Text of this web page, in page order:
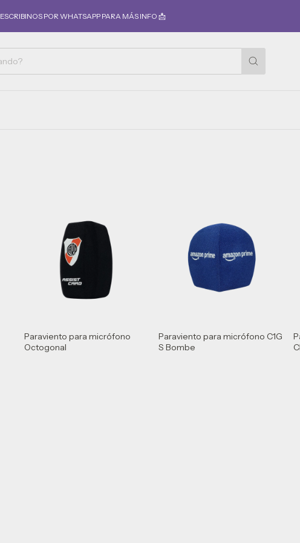
ESCRIBINOS POR WHATSAPP PARA MÁS INFO 📩
Paraviento para micrófono
Octogonal
Paraviento para micrófono C1G
S Bombe